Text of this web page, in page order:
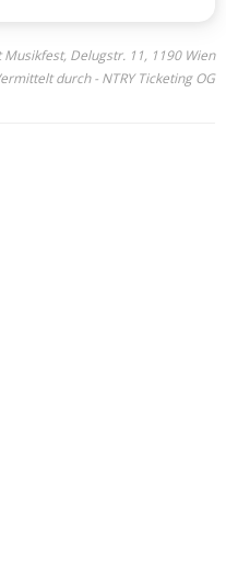
Delugstr. 11, 1190 Wien
durch - NTRY Ticketing OG